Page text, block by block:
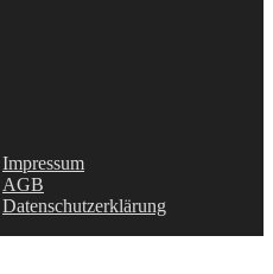
Impressum
AGB
Datenschutzerklärung